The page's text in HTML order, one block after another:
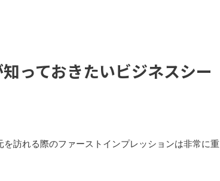
知っておきたいビジネスシー
訪れる際のファーストインプレッションは非常に重